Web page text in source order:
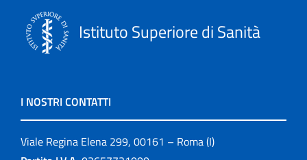
Istituto Superiore di Sanità
I NOSTRI CONTATTI
Viale Regina Elena 299, 00161 – Roma (I)